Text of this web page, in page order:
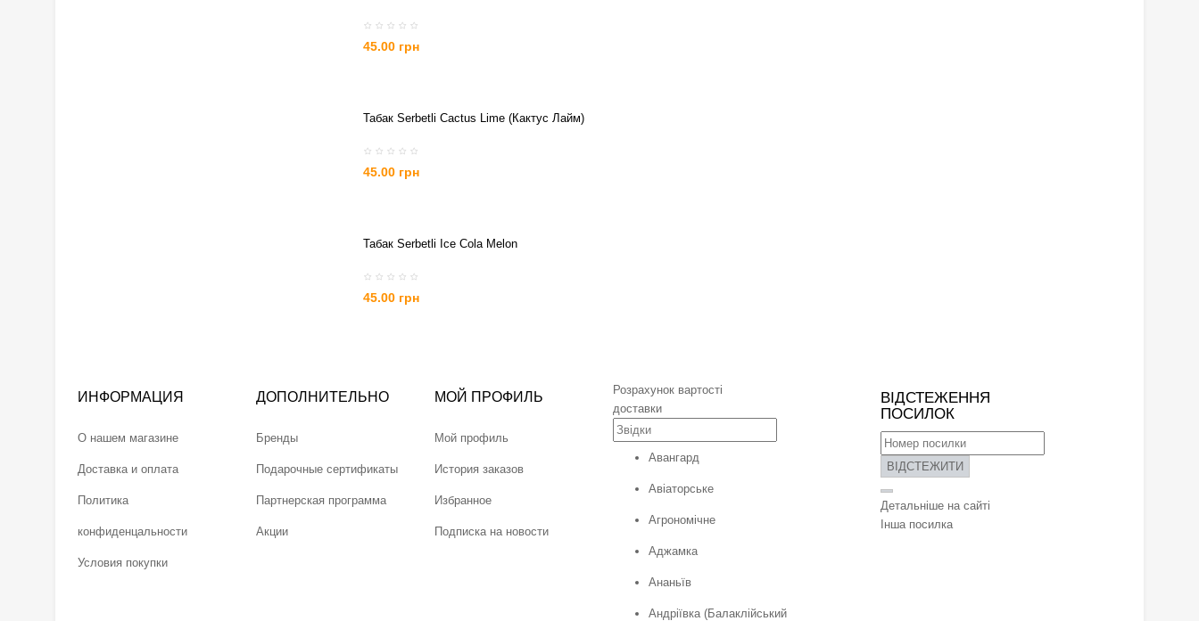
45.00 грн
Табак Serbetli Cactus Lime (Кактус Лайм)
45.00 грн
Табак Serbetli Ice Cola Melon
45.00 грн
ИНФОРМАЦИЯ
О нашем магазине
Доставка и оплата
Политика
конфиденцальности
Условия покупки
ДОПОЛНИТЕЛЬНО
Бренды
Подарочные сертификаты
Партнерская программа
Акции
МОЙ ПРОФИЛЬ
Мой профиль
История заказов
Избранное
Подписка на новости
Розрахунок вартості
доставки
Авангард
Авіаторське
Агрономічне
Аджамка
Ананьїв
Андріївка (Балаклійський
ВІДСТЕЖЕННЯ
ПОСИЛОК
ВІДСТЕЖИТИ
Детальніше на сайті
Інша посилка